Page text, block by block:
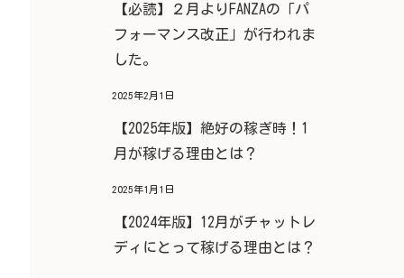
【必読】２月よりFANZAの「パ
フォーマンス改正」が行われま
した。
2025年2月1日
【2025年版】絶好の稼ぎ時！1
月が稼げる理由とは？
2025年1月1日
【2024年版】12月がチャットレ
ディにとって稼げる理由とは？